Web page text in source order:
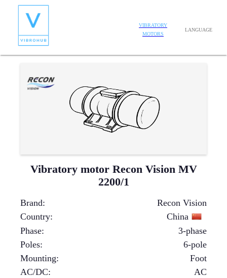
VIBRATORY
MOTORS
LANGUAGE
Vibratory motor Recon Vision MV
2200/1
Brand:
Recon Vision
Country:
China
Phase:
3-phase
Poles:
6-pole
Mounting:
Foot
AC/DC:
AC